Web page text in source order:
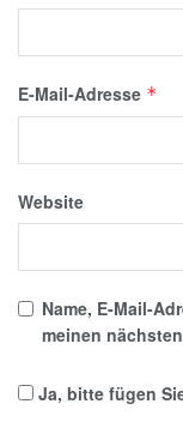
E-Mail-Adresse *
Website
Name, E-Mail-
meinen
Ja, bitte fügen